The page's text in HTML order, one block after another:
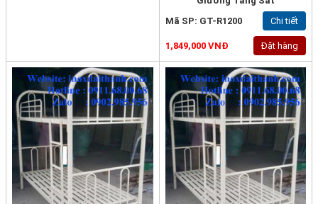
Mã SP: GT-R1200
Chi tiết
1,849,000 VNĐ Đặt hàng